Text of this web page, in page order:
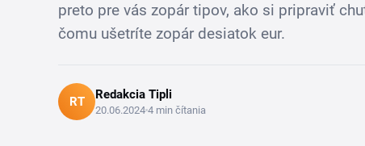
preto pre vás zopár tipov, ako si pripraviť
čomu ušetríte zopár desiatok eur.
RT Redakcia Tipli
20.06.2024 4 min čítania